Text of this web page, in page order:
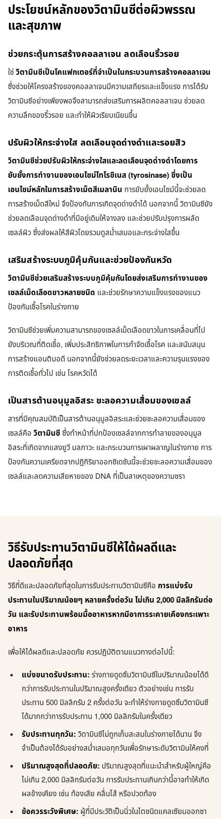
ประโยชน์หลักของวิตามินซีต่อผิวพรรณ
และสุขภาพ
ช่วยกระตุ้นการสร้างคอลลาเจน ลดเลือนริ้วรอย
ใช่วิตามินซีเป็นโคแฟกเตอร์ที่จำเป็นในกระบวนการสร้างคอลลาเจน
ซึ่งช่วยให้โครงสร้างของคอลลาเจนมีความเสถียรและแข็งแรง การได้รับ
วิตามินซีอย่างเพียงพอจึงสามารถส่งเสริมการผลิตคอลลาเจน ช่วยลด
ความลึกของริ้วรอย และทำให้ผิวเรียบเนียนขึ้น
ปรับผิวให้กระจ่างใส ลดเลือนจุดด่างดำและรอยสิว
วิตามินซีช่วยปรับผิวให้กระจ่างใสและลดเลือนจุดด่างดำโดยการ
ยับยั้งการทำงานของเอนไซม์ไทโรซิเนส (tyrosinase) ซึ่งเป็น
เอนไซม์หลักในการสร้างเม็ดสีเมลานิน การยับยั้งเอนไซม์นี้จะช่วยลด
การสร้างเม็ดสีใหม่ จึงป้องกันการเกิดจุดด่างดำได้ นอกจากนี้ วิตามินซียัง
ช่วยลดเลือนจุดด่างดำที่มีอยู่เดิมให้จางลง และช่วยปรับปรุงการผลัด
เซลล์ผิว ซึ่งส่งผลให้สีผิวโดยรวมดูสม่ำเสมอและกระจ่างใสขึ้น
เสริมสร้างระบบภูมิคุ้มกันและช่วยป้องกันหวัด
วิตามินซีช่วยเสริมสร้างระบบภูมิคุ้มกันโดยส่งเสริมการทำงานของ
เซลล์เม็ดเลือดขาวหลายชนิด และช่วยรักษาความแข็งแรงของแนว
ป้องกันเชื้อโรคในร่างกาย
วิตามินซีช่วยเพิ่มความสามารถของเซลล์เม็ดเลือดขาวในการเคลื่อนที่ไป
ยังบริเวณที่ติดเชื้อ, เพิ่มประสิทธิภาพในการกำจัดเชื้อโรค และสนับสนุน
การสร้างแอนติบอดี นอกจากนี้ยังช่วยลดระยะเวลาและความรุนแรงของ
การติดเชื้อทั่วไป เช่น โรคหวัดได้
เป็นสารต้านอนุมูลอิสระ ชะลอความเสื่อมของเซลล์
สารที่มีคุณสมบัติเป็นสารต้านอนุมูลอิสระและช่วยชะลอความเสื่อมของ
เซลล์คือ วิตามินซีซึ่งทำหน้าที่ปกป้องเซลล์จากการทำลายของอนุมูล
อิสระที่เกิดจากแสงยูวี มลภาวะ และกระบวนการเผาผลาญในร่างกาย การ
ป้องกันความเครียดจากปฏิกิริยาออกซิเดชันนี้จะช่วยชะลอความเสื่อมของ
เซลล์และลดความเสียหายของ DNA ที่เป็นสาเหตุของความชรา
วิธีรับประทานวิตามินซีให้ได้ผลดีและ
ปลอดภัยที่สุด
วิธีที่ดีและปลอดภัยที่สุดในการรับประทานวิตามินซีคือ การแบ่งรับ
ประทานในปริมาณน้อยๆ หลายครั้งต่อวัน ไม่เกิน 2,000 มิลลิกรัมต่อ
วัน และรับประทานพร้อมมื้ออาหารหากมีอาการระคายเคืองกระเพาะ
อาหาร
เพื่อให้ได้ผลดีและปลอดภัย ควรปฏิบัติตามแนวทางต่อไปนี้:
แบ่งขนาดรับประทาน: ร่างกายดูดซึมวิตามินซีในปริมาณน้อยได้ดี
กว่าการรับประทานในปริมาณสูงครั้งเดียว ตัวอย่างเช่น การรับ
ประทาน 500 มิลลิกรัม 2 ครั้งต่อวัน จะทำให้ร่างกายดูดซึมวิตามินซี
ได้มากกว่าการรับประทาน 1,000 มิลลิกรัมในครั้งเดียว
รับประทานทุกวัน: วิตามินซีไม่ถูกเก็บสะสมในร่างกายได้นาน จึง
จำเป็นต้องได้รับอย่างสม่ำเสมอทุกวันเพื่อรักษาระดับวิตามินให้คงที่
ปริมาณสูงสุดที่ปลอดภัย: ปริมาณสูงสุดที่แนะนำสำหรับผู้ใหญ่คือ
ไม่เกิน 2,000 มิลลิกรัมต่อวัน การรับประทานเกินกว่านี้อาจทำให้เกิด
ผลข้างเคียง เช่น ท้องเสีย คลื่นไส้ หรือปวดท้อง
ข้อควรระวังพิเศษ: ผู้ที่มีประวัติเป็นนิ่วในไตชนิดแคลเซียมออกซา